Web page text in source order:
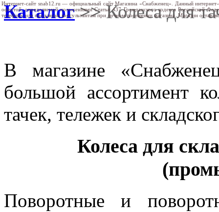
Каталог >>Колеса для
В магазине
большой ассортимент
тачек, тележек и
Колеса для
Поворотные и
Интернет-сайт snab12.ru — официальный сайт Магазина «Снабженец». Данный
офертой, определяемой положениями Статьи 437 Гражданского кодекса Российской
телефону или продавцам консультантам при личном посещении магазина. Магазин